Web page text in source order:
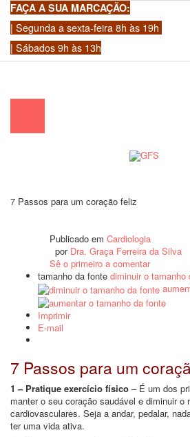
FAÇA A SUA MARCAÇÃO:
| Segunda a sexta-feira 8h às 19h
| Sábados 9h às 13h
7 Passos para um coração feliz
Publicado em Cardiologia
por Dra. Graça Ferreira da Silva
Sê o primeiro a comentar
tamanho da fonte diminuir o tamanho
Imprimir
E-mail
7 Passos para um
1 – Pratique exercício físico – É um dos
manter o seu coração saudável e diminuir o
cardiovasculares. Seja a andar, pedalar,
ter uma vida ativa.